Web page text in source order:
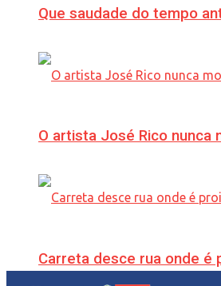
Que saudade do tempo
O artista José Rico nunca
Carreta desce rua onde é